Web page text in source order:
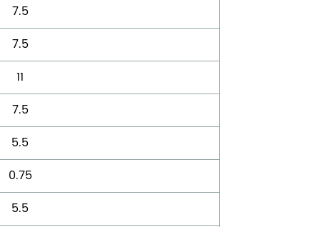
7.5
7.5
11
7.5
5.5
0.75
5.5